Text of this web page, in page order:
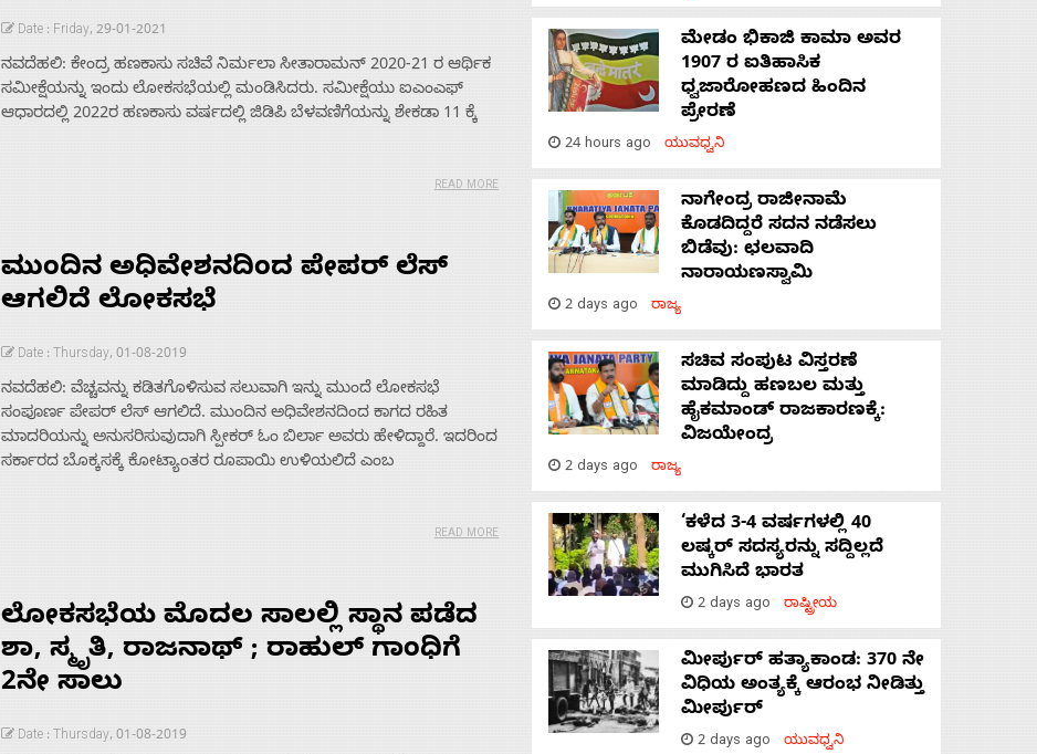
Date : Friday, 29-01-2021
ನವದೆಹಲಿ: ಕೇಂದ್ರ ಹಣಕಾಸು ಸಚಿವೆ ನಿರ್ಮಲಾ ಸೀತಾರಾಮನ್ 2020-21 ರ ಆರ್ಥಿಕ
ಸಮೀಕ್ಷೆಯನ್ನು ಇಂದು ಲೋಕಸಭೆಯಲ್ಲಿ ಮಂಡಿಸಿದರು. ಸಮೀಕ್ಷೆಯು ಐಎಂಎಫ್‌
ಆಧಾರದಲ್ಲಿ 2022ರ ಹಣಕಾಸು ವರ್ಷದಲ್ಲಿ ಜಿಡಿಪಿ ಬೆಳವಣಿಗೆಯನ್ನು ಶೇಕಡಾ 11 ಕ್ಕೆ
READ MORE
ಮುಂದಿನ ಅಧಿವೇಶನದಿಂದ ಪೇಪರ್ ಲೆಸ್
ಆಗಲಿದೆ ಲೋಕಸಭೆ
Date : Thursday, 01-08-2019
ನವದೆಹಲಿ: ವೆಚ್ಚವನ್ನು ಕಡಿತಗೊಳಿಸುವ ಸಲುವಾಗಿ ಇನ್ನು ಮುಂದೆ ಲೋಕಸಭೆ
ಸಂಪೂರ್ಣ ಪೇಪರ್ ಲೆಸ್ ಆಗಲಿದೆ. ಮುಂದಿನ ಅಧಿವೇಶನದಿಂದ ಕಾಗದ ರಹಿತ
ಮಾದರಿಯನ್ನು ಅನುಸರಿಸುವುದಾಗಿ ಸ್ಪೀಕರ್ ಓಂ ಬಿರ್ಲಾ ಅವರು ಹೇಳಿದ್ದಾರೆ. ಇದರಿಂದ
ಸರ್ಕಾರದ ಬೊಕ್ಕಸಕ್ಕೆ ಕೋಟ್ಯಾಂತರ ರೂಪಾಯಿ ಉಳಿಯಲಿದೆ ಎಂಬ
READ MORE
ಲೋಕಸಭೆಯ ಮೊದಲ ಸಾಲಲ್ಲಿ ಸ್ಥಾನ ಪಡೆದ
ಶಾ, ಸ್ಮೃತಿ, ರಾಜನಾಥ್ ; ರಾಹುಲ್ ಗಾಂಧಿಗೆ
2ನೇ ಸಾಲು
Date : Thursday, 01-08-2019
ಮೇಡಂ ಭಿಕಾಜಿ ಕಾಮಾ ಅವರ
1907 ರ ಐತಿಹಾಸಿಕ
ಧ್ವಜಾರೋಹಣದ ಹಿಂದಿನ
ಪ್ರೇರಣೆ
24 hours ago ಯುವಧ್ವನಿ
ನಾಗೇಂದ್ರ ರಾಜೀನಾಮೆ
ಕೊಡದಿದ್ದರೆ ಸದನ ನಡೆಸಲು
ಬಿಡೆವು: ಛಲವಾದಿ
ನಾರಾಯಣಸ್ವಾಮಿ
2 days ago ರಾಜ್ಯ
ಸಚಿವ ಸಂಪುಟ ವಿಸ್ತರಣೆ
ಮಾಡಿದ್ದು ಹಣಬಲ ಮತ್ತು
ಹೈಕಮಾಂಡ್ ರಾಜಕಾರಣಕ್ಕೆ:
ವಿಜಯೇಂದ್ರ
2 days ago ರಾಜ್ಯ
‘ಕಳೆದ 3-4 ವರ್ಷಗಳಲ್ಲಿ 40
ಲಷ್ಕರ್ ಸದಸ್ಯರನ್ನು ಸದ್ದಿಲ್ಲದೆ
ಮುಗಿಸಿದೆ ಭಾರತ
2 days ago ರಾಷ್ಟ್ರೀಯ
ಮೀರ್ಪುರ್ ಹತ್ಯಾಕಾಂಡ: 370 ನೇ
ವಿಧಿಯ ಅಂತ್ಯಕ್ಕೆ ಆರಂಭ ನೀಡಿತ್ತು
ಮೀರ್ಪುರ್
2 days ago ಯುವಧ್ವನಿ